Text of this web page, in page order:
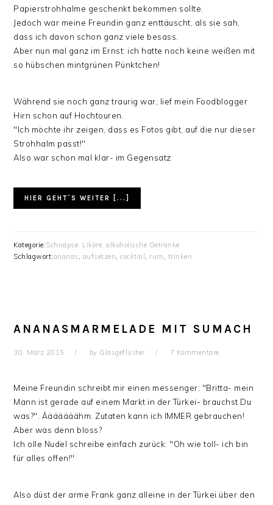
Papierstrohhalme geschenkt bekommen sollte.
Jedoch war meine Freundin ganz enttäuscht, als sie sah,
dass ich davon schon ganz viele besass.
Aber nun mal ganz im Ernst: ich hatte noch keine weißen mit
so hübschen mintgrünen Pünktchen!
Während sie noch ganz traurig war, lief mein Foodblogger
Hirn schon auf Hochtouren.
"Ich möchte ihr zeigen, dass es Fotos gibt, auf die nur dieser
Strohhalm passt!"
Also war schon mal klar- im Gegensatz
HIER GEHT´S WEITER [...]
Kategorie:Schnäpse, Liköre, alkoholische Getränke
Schlagwort:ananas , aufsetzen,cocktail , rum , trinken
ANANASMARMELADE MIT SUMACH
30. März 2015 by Glasgeflüster 7 Kommentare
Meine Freundin schreibt mir einen messenger: "Britta- mein
Mann ist gerade auf einem Markt in der Türkei- brauchst Du
was?". Ääääääähm. Zutaten kann ich IMMER gebrauchen!
Aber was denn bloss?
Ich olle Nudel schreibe einfach zurück: "Oh wie toll- ich bin
für alles offen!"
Also düst der arme Frank ganz alleine in der Türkei über den